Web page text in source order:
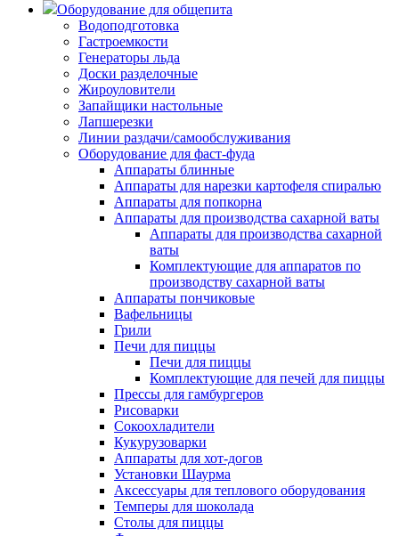
Оборудование для общепита
Водоподготовка
Гастроемкости
Генераторы льда
Доски разделочные
Жироуловители
Запайщики настольные
Лапшерезки
Линии раздачи/самообслуживания
Оборудование для фаст-фуда
Аппараты блинные
Аппараты для нарезки картофеля спиралью
Аппараты для попкорна
Аппараты для производства сахарной ваты
Аппараты для производства сахарной
ваты
Комплектующие для аппаратов по
производству сахарной ваты
Аппараты пончиковые
Вафельницы
Грили
Печи для пиццы
Печи для пиццы
Комплектующие для печей для пиццы
Прессы для гамбургеров
Рисоварки
Сокоохладители
Кукурузоварки
Аппараты для хот-догов
Установки Шаурма
Аксессуары для теплового оборудования
Темперы для шоколада
Столы для пиццы